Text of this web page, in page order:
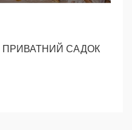
ПРИВАТНИЙ САДОК